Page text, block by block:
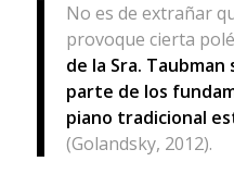
No es de extrañar
provoque cierta
de la Sra.
parte de los
piano tradicional
(Golandsky, 2012).